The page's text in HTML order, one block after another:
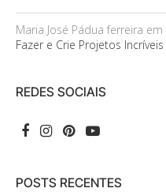
Maria José Pádua ferreira em
Fazer e Crie Projetos Incríveis
REDES SOCIAIS
POSTS RECENTES